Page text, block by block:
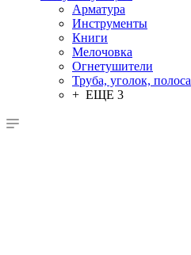
Арматура
Инструменты
Книги
Мелочовка
Огнетушители
Труба, уголок, полоса
+ ЕЩЕ 3